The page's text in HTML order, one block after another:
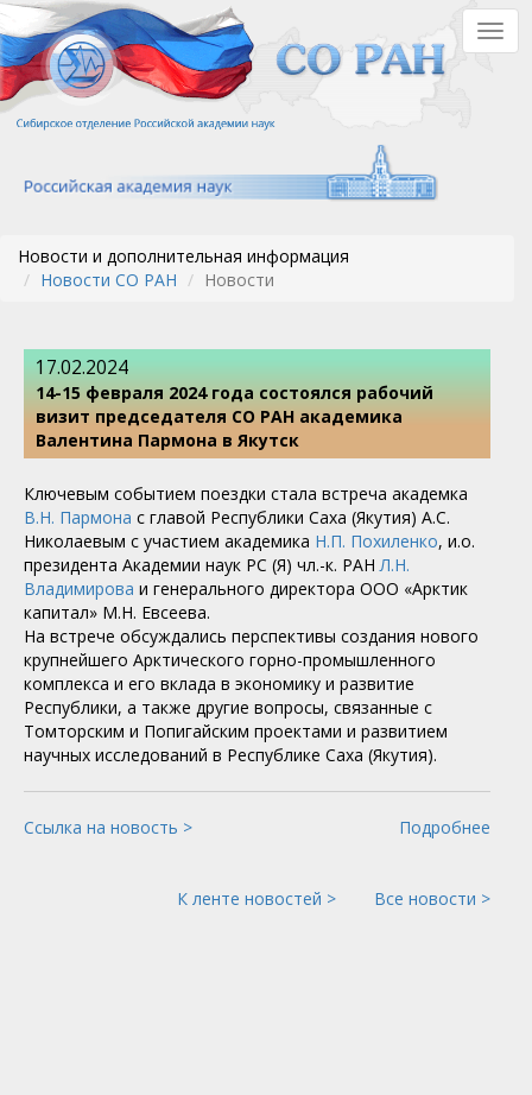
Перейти
к
основному
содержанию
Новости и дополнительная информация
Новости СО РАН
Новости
17.02.2024
14-15 февраля 2024 года состоялся рабочий
визит председателя СО РАН академика
Валентина Пармона в Якутск
Ключевым событием поездки стала встреча академка
В.Н. Пармона с главой Республики Саха (Якутия) А.С.
Николаевым с участием академика Н.П. Похиленко, и.о.
президента Академии наук РС (Я) чл.-к. РАНЛ.Н.
Владимирова и генерального директора ООО «Арктик
капитал» М.Н. Евсеева.
На встрече обсуждались перспективы создания нового
крупнейшего Арктического горно-промышленного
комплекса и его вклада в экономику и развитие
Республики, а также другие вопросы, связанные с
Томторским и Попигайским проектами и развитием
научных исследований в Республике Саха (Якутия).
Ссылка на новость > Подробнее
К ленте новостей > Все новости >